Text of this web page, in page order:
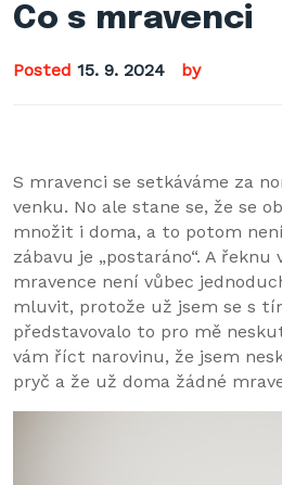
Co s mravenci
Posted 15. 9. 2024 by
S mravenci se setkáváme za
venku. No ale stane se, že se
množit i doma, a to potom není
zábavu je „postaráno“. A
mravence není vůbec
mluvit, protože už jsem se s
představovalo to pro mě
vám říct narovinu, že jsem
pryč a že už doma žádné